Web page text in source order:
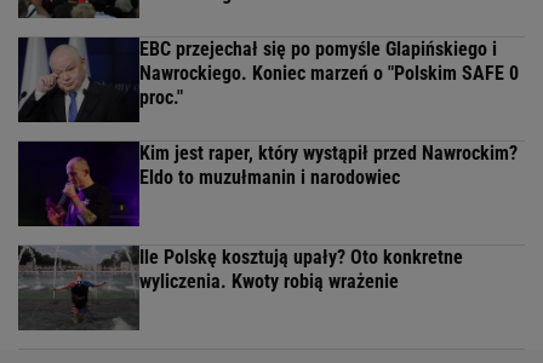
EBC przejechał się po pomyśle Glapińskiego i
Nawrockiego. Koniec marzeń o "Polskim SAFE 0
proc."
Kim jest raper, który wystąpił przed Nawrockim?
Eldo to muzułmanin i narodowiec
Ile Polskę kosztują upały? Oto konkretne
wyliczenia. Kwoty robią wrażenie